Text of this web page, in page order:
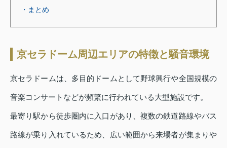
・まとめ
京セラドーム周辺エリアの特徴と騒音環境
京セラドームは、多目的ドームとして野球興行や全国規模の
音楽コンサートなどが頻繁に行われている大型施設です。
最寄り駅から徒歩圏内に入口があり、複数の鉄道路線やバス
路線が乗り入れているため、広い範囲から来場者が集まりや